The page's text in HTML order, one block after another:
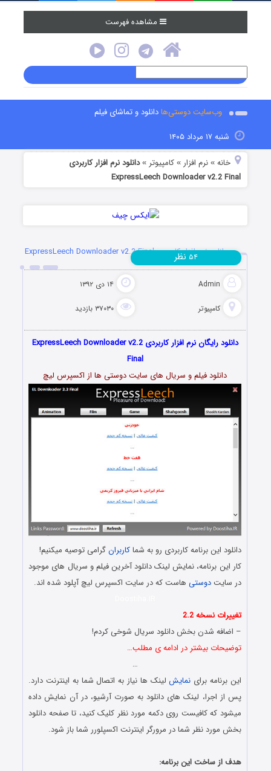
مشاهده فهرست
وب‌سایت دوستی‌هادانلود و تماشای فیلم
شنبه ۱۷ مرداد ۱۴۰۵
خانه »نرم افزار »کامپیوتر »دانلود نرم افزار کاربردی
ExpressLeech Downloader v2.2 Final
دانلود نرم افزار کاربردی ExpressLeech Downloader v2.2 Final
Admin ۱۴ دی ۱۳۹۲
کامپیوتر ۳۷۰۳۰ بازدید
۵۴ نظر
دانلود رایگان نرم افزار کاربردی ExpressLeech Downloader v2.2
Final
دانلود فیلم و سریال های سایت دوستی ها از اکسپرس لیچ
دانلود این برنامه کاربردی رو به شماکاربرانگرامی توصیه میکنیم!
کار این برنامه، نمایش لینک دانلود آخرین فیلم و سریال های موجود
در سایتدوستی هاست که در سایت اکسپرس لیچ آپلود شده اند.
تغییرات نسخه 2.2
– اضافه شدن بخش دانلود سریال شوخی کردم!
توضیحات بیشتر در ادامه ی مطلب…
…
این برنامه برای نمایشلینک ها نیاز به اتصال شما به اینترنت دارد.
پس از اجرا، لینک های دانلود به صورت آرشیو، در آن نمایش داده
میشود که کافیست روی دکمه مورد نظر کلیک کنید، تا صفحه دانلود
بخش مورد نظر شما در مرورگر اینترنت اکسپلورر شما باز شود.
هدف از ساخت این برنامه: